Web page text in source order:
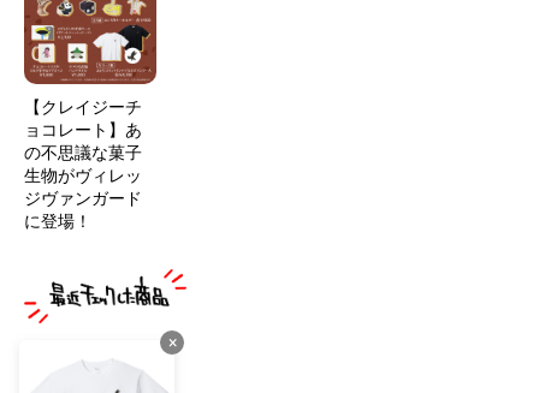
【クレイジーチ
ョコレート】あ
の不思議な菓子
生物がヴィレッ
ジヴァンガード
に登場！
×